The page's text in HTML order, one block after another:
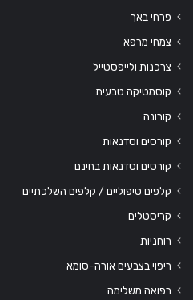
פרחי באך
צמחי מרפא
צרכנות ולייפסטייל
קוסמטיקה טבעית
קורונה
קורסים וסדנאות
קורסים וסדנאות בחינם
קלפים טיפוליים / קלפים השלכתיים
קריסטלים
רוחניות
ריפוי בצבעים אורה-סומא
רפואה משלימה